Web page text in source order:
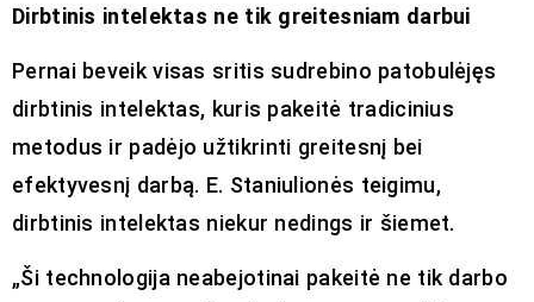
Dirbtinis intelektas ne tik greitesniam darbui
Pernai beveik visas sritis sudrebino patobulėjęs
dirbtinis intelektas, kuris pakeitė tradicinius
metodus ir padėjo užtikrinti greitesnį bei
efektyvesnį darbą. E. Staniulionės teigimu,
dirbtinis intelektas niekur nedings ir šiemet.
„Ši technologija neabejotinai pakeitė ne tik darbo